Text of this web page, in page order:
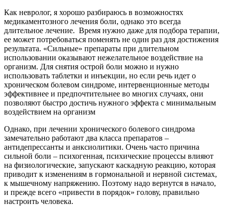
Как невролог, я хорошо разбираюсь в возможностях
медикаментозного лечения боли, однако это всегда
длительное лечение. Время нужно даже для подбора терапии,
ее может потребоваться поменять не один раз для достижения
результата. «Сильные» препараты при длительном
использовании оказывают нежелательное воздействие на
организм. Для снятия острой боли можно и нужно
использовать таблетки и инъекции, но если речь идет о
хроническом болевом синдроме, интервенционные методы
эффективнее и предпочтительнее во многих случаях, они
позволяют быстро достичь нужного эффекта с минимальным
воздействием на организм
Однако, при лечении хронического болевого синдрома
замечательно работают два класса препаратов –
антидепрессанты и анксиолитики. Очень часто причина
сильной боли – психогенная, психические процессы влияют
на физиологические, запускают каскадную реакцию, которая
приводит к изменениям в гормональной и нервной системах,
к мышечному напряжению. Поэтому надо вернутся в начало,
и прежде всего «привести в порядок» голову, правильно
настроить человека.